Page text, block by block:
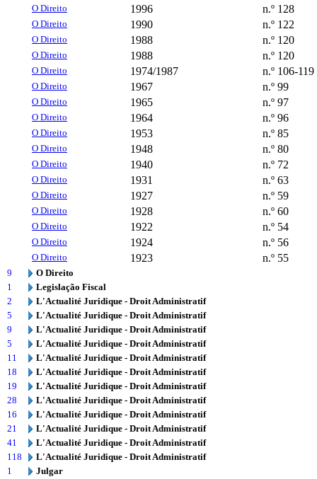
O Direito 1996 n.º 128
O Direito 1990 n.º 122
O Direito 1988 n.º 120
O Direito 1988 n.º 120
O Direito 1974/1987 n.º 106-119
O Direito 1967 n.º 99
O Direito 1965 n.º 97
O Direito 1964 n.º 96
O Direito 1953 n.º 85
O Direito 1948 n.º 80
O Direito 1940 n.º 72
O Direito 1931 n.º 63
O Direito 1927 n.º 59
O Direito 1928 n.º 60
O Direito 1922 n.º 54
O Direito 1924 n.º 56
O Direito 1923 n.º 55
9
O Direito
1
Legislação Fiscal
2
L'Actualité Juridique - Droit Administratif
5
L'Actualité Juridique - Droit Administratif
9
L'Actualité Juridique - Droit Administratif
5
L'Actualité Juridique - Droit Administratif
11
L'Actualité Juridique - Droit Administratif
18
L'Actualité Juridique - Droit Administratif
19
L'Actualité Juridique - Droit Administratif
28
L'Actualité Juridique - Droit Administratif
16
L'Actualité Juridique - Droit Administratif
21
L'Actualité Juridique - Droit Administratif
41
L'Actualité Juridique - Droit Administratif
118
L'Actualité Juridique - Droit Administratif
1
Julgar